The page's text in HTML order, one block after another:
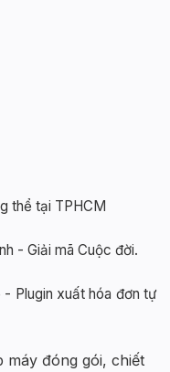
thể tại TPHCM
- Giải mã Cuộc đời.
Plugin xuất hóa đơn tự
máy đóng gói, chiết